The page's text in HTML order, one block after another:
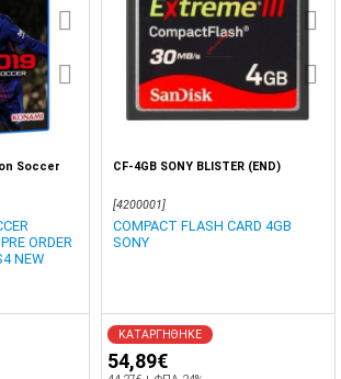
Soccer
ORDER
NEW
CF-4GB SONY BLISTER (END)
[4200001]
COMPACT FLASH CARD 4GB
SONY
ΚΑΤΑΡΓΗΘΗΚΕ
54,89€